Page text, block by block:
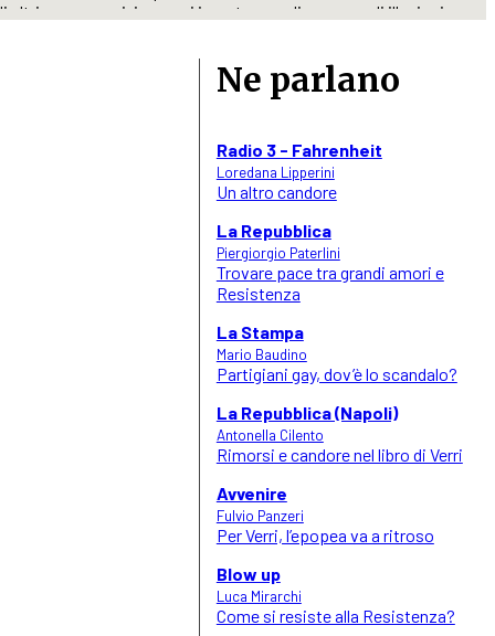
altri personaggi, immersi in un tempo di pace ma di illusioni
un dedalo di vite annodate in un’unica trama che
Ne parlano
Radio 3 - Fahrenheit
Loredana Lipperini
Un altro candore
La Repubblica
Piergiorgio Paterlini
Trovare pace tra grandi amori e
Resistenza
La Stampa
Mario Baudino
Partigiani gay, dov’è lo scandalo?
La Repubblica (Napoli)
Antonella Cilento
Rimorsi e candore nel libro di Verri
Avvenire
Fulvio Panzeri
Per Verri, l’epopea va a ritroso
Blow up
Luca Mirarchi
Come si resiste alla Resistenza?